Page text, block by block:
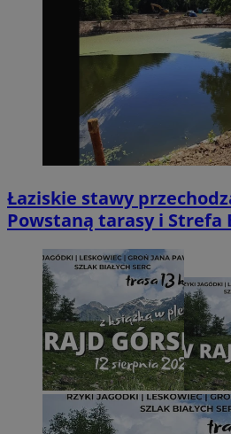
Łaziskie stawy
Powstaną tarasy i Strefa